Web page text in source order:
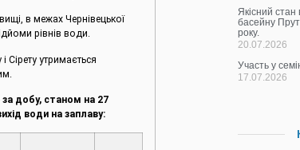
в межах Чернівецької
рівнів води.
Сірету утримається
за добу, станом на 27
води на заплаву:
Якісний стан
басейну Прут
року.
20.07.2026
Участь у
17.07.2026